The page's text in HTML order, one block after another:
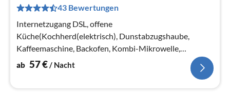
43 Bewertungen
Internetzugang DSL, offene
Küche(Kochherd(elektrisch), Dunstabzugshaube,
Kaffeemaschine, Backofen, Kombi-Mikrowelle,
Spülmaschine, Kühl-/Gefrierkombination)
ab 57€/ Nacht